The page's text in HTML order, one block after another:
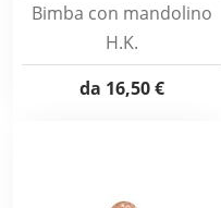
Bimba con mandolino
H.K.
da 16,50 €